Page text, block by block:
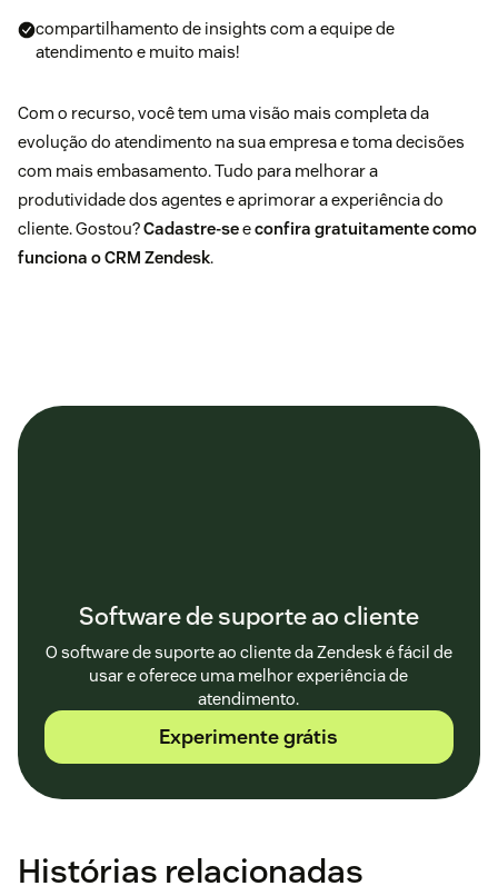
compartilhamento de insights com a equipe de
atendimento e muito mais!
Com o recurso, você tem uma visão mais completa da
evolução do atendimento na sua empresa e toma decisões
com mais embasamento. Tudo para melhorar a
produtividade dos agentes e aprimorar a experiência do
cliente. Gostou?Cadastre-seeconfira gratuitamente como
funciona o CRM Zendesk.
Software de suporte ao cliente
O software de suporte ao cliente da Zendesk é fácil de
usar e oferece uma melhor experiência de
atendimento.
Experimente grátis
Histórias relacionadas